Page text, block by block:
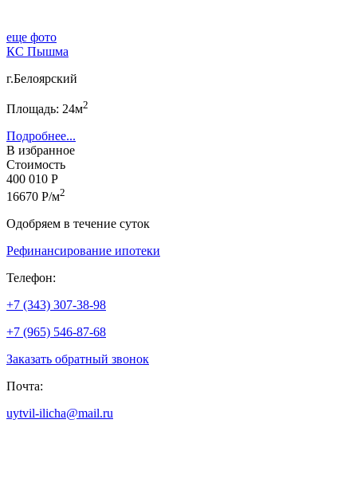
еще фото
КС Пышма
г.Белоярский
Площадь: 24м2
Подробнее...
В избранное
Стоимость
400 010 Р
16670 Р/м2
Одобряем в течение суток
Рефинансирование ипотеки
Телефон:
+7 (343) 307-38-98
+7 (965) 546-87-68
Заказать обратный звонок
Почта:
uytvil-ilicha@mail.ru